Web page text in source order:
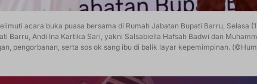
acara buka puasa bersama di Rumah Jabatan Bupati Barru, Selasa
Barru, Andi Ina Kartika Sari, yakni Salsabiella Hafsah Badwi dan
pengorbanan, serta sos ok sang ibu di balik layar kepemimpinan.